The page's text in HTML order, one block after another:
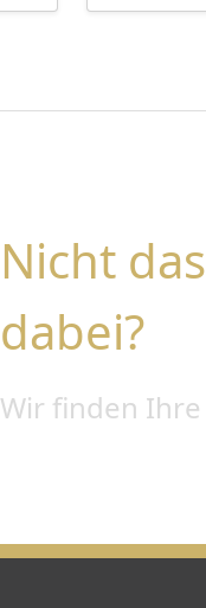
Nicht
dabei?
Wir finden